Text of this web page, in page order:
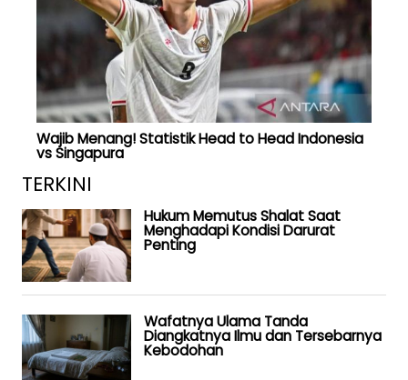
Wajib Menang! Statistik Head to Head Indonesia
vs Singapura
TERKINI
Hukum Memutus Shalat Saat
Menghadapi Kondisi Darurat
Penting
Wafatnya Ulama Tanda
Diangkatnya Ilmu dan Tersebarnya
Kebodohan